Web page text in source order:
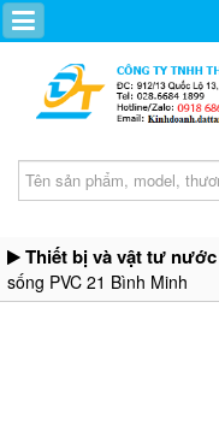
Thiết bị và vật tư nước
sống PVC 21 Bình Minh